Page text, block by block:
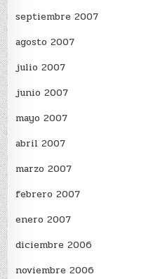
septiembre 2007
agosto 2007
julio 2007
junio 2007
mayo 2007
abril 2007
marzo 2007
febrero 2007
enero 2007
diciembre 2006
noviembre 2006